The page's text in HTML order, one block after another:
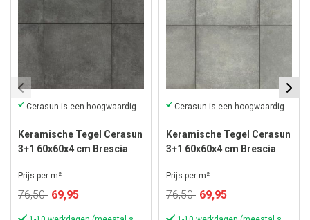
Cerasun is een hoogwaardige keramische tegel
Keramische Tegel Cerasun
3+1 60x60x4 cm Brescia
Prijs per m²
76,50 Speciale
69,95
Cerasun is een hoogwaardige keramische tegel
Keramische Tegel Cerasun
3+1 60x60x4 cm Brescia
Prijs per m²
76,50 Speciale
69,95